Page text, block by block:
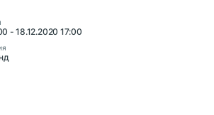
- 18.12.2020 17:00